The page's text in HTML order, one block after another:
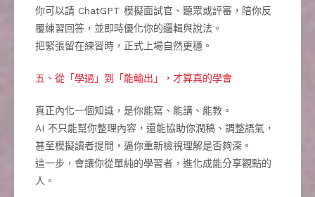
你可以請 ChatGPT 模擬面試官、聽眾或評審，陪你反
覆練習回答，並即時優化你的邏輯與說法。
把緊張留在練習時，正式上場自然更穩。
五、從「學過」到「能輸出」，才算真的學會
真正內化一個知識，是你能寫、能講、能教。
AI 不只能幫你整理內容，還能協助你潤稿、調整語氣，
甚至模擬讀者提問，逼你重新檢視理解是否夠深。
這一步，會讓你從單純的學習者，進化成能分享觀點的
人。